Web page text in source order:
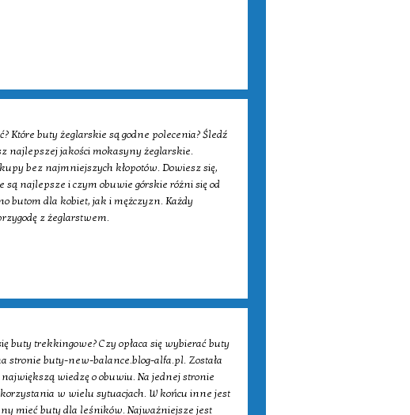
Które buty żeglarskie są godne polecenia? Śledź
najlepszej jakości mokasyny żeglarskie.
bez najmniejszych kłopotów. Dowiesz się,
najlepsze i czym obuwie górskie różni się od
butom dla kobiet, jak i mężczyzn. Każdy
z żeglarstwem.
buty trekkingowe? Czy opłaca się wybierać buty
stronie buty-new-balance.blog-alfa.pl. Została
wiedzę o obuwiu. Na jednej stronie
w wielu sytuacjach. W końcu inne jest
mieć buty dla leśników. Najważniejsze jest